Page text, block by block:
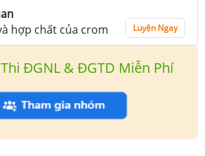
hợp chất của crom
Luyện Ngay
ĐGNL & ĐGTD Miễn Phí